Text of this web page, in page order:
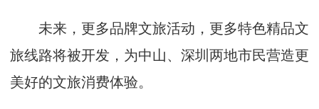
未来，更多品牌文旅活动，更多特色精品文
旅线路将被开发，为中山、深圳两地市民营造更
美好的文旅消费体验。